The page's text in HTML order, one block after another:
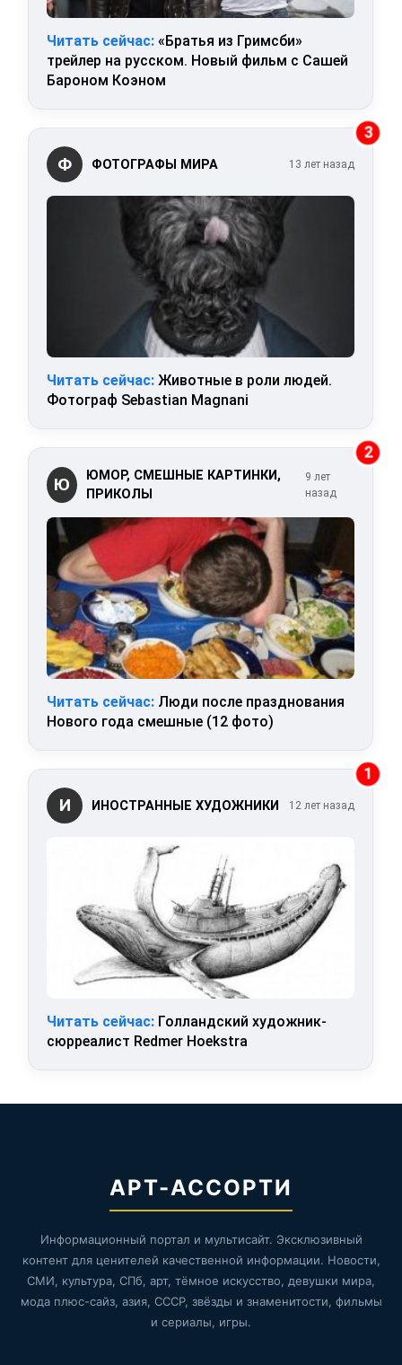
Читать сейчас: «Братья из Гримсби»
трейлер на русском. Новый фильм с Сашей
Бароном Коэном
3
Ф ФОТОГРАФЫ МИРА 13 лет назад
Читать сейчас: Животные в роли людей.
Фотограф Sebastian Magnani
2
Ю
ЮМОР, СМЕШНЫЕ КАРТИНКИ,
ПРИКОЛЫ
9 лет
назад
Читать сейчас: Люди после празднования
Нового года смешные (12 фото)
1
И ИНОСТРАННЫЕ ХУДОЖНИКИ 12 лет назад
Читать сейчас: Голландский художник-
сюрреалист Redmer Hoekstra
АРТ-АССОРТИ
Информационный портал и мультисайт. Эксклюзивный
контент для ценителей качественной информации. Новости,
СМИ, культура, СПб, арт, тёмное искусство, девушки мира,
мода плюс-сайз, азия, СССР, звёзды и знаменитости, фильмы
и сериалы, игры.